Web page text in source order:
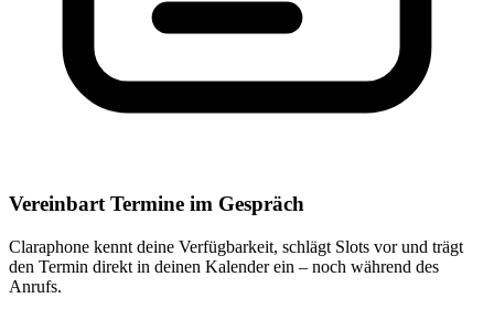
Vereinbart Termine im Gespräch
Claraphone kennt deine Verfügbarkeit, schlägt Slots vor und trägt
den Termin direkt in deinen Kalender ein – noch während des
Anrufs.